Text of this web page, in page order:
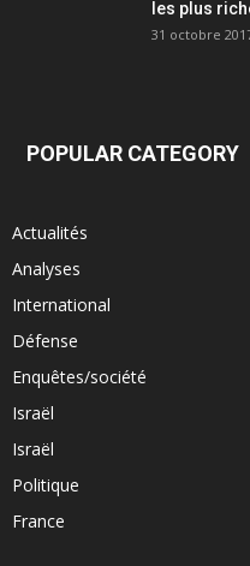
les plus
31 octobre
POPULAR CATEGORY
Actualités
Analyses
International
Défense
Enquêtes/société
Israël
Israël
Politique
France